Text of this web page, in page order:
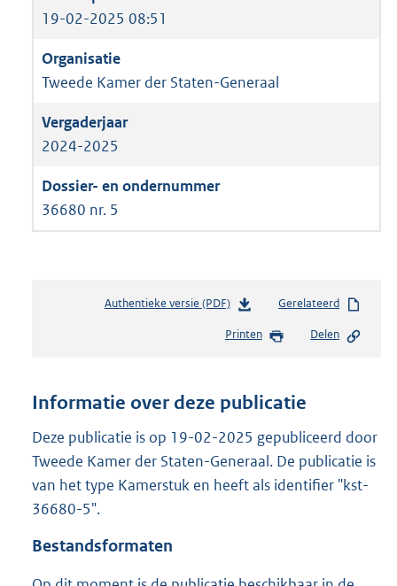
19-02-2025 08:51
Tweede Kamer der Staten-Generaal
2024-2025
36680 nr. 5
Authentieke versie (PDF)b
s
n
s
r
o
:
Gerelateerd
Printen Delen
Informatie over deze publicatie
Deze publicatie is op 19-02-2025 gepubliceerd door
Tweede Kamer der Staten-Generaal. De publicatie is
van het type Kamerstuk en heeft als identifier "kst-
36680-5".
Bestandsformaten